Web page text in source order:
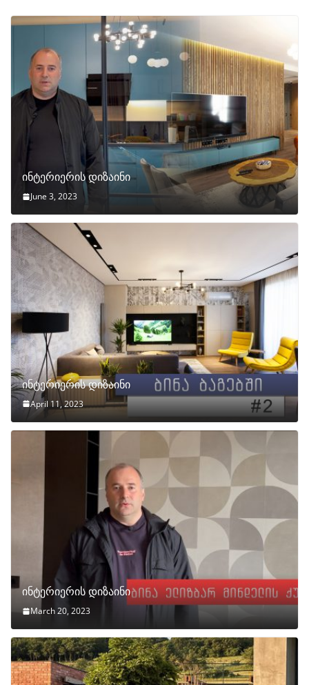
ინტერიერის დიზაინი
June 3, 2023
ინტერიერის დიზაინი
April 11, 2023
ინტერიერის დიზაინი
March 20, 2023